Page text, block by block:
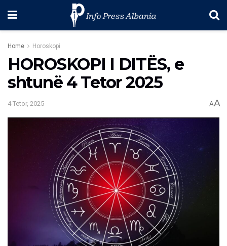
Home Horoskopi
HOROSKOPI I DITËS, e
shtunë 4 Tetor 2025
4 Tetor, 2025 AA